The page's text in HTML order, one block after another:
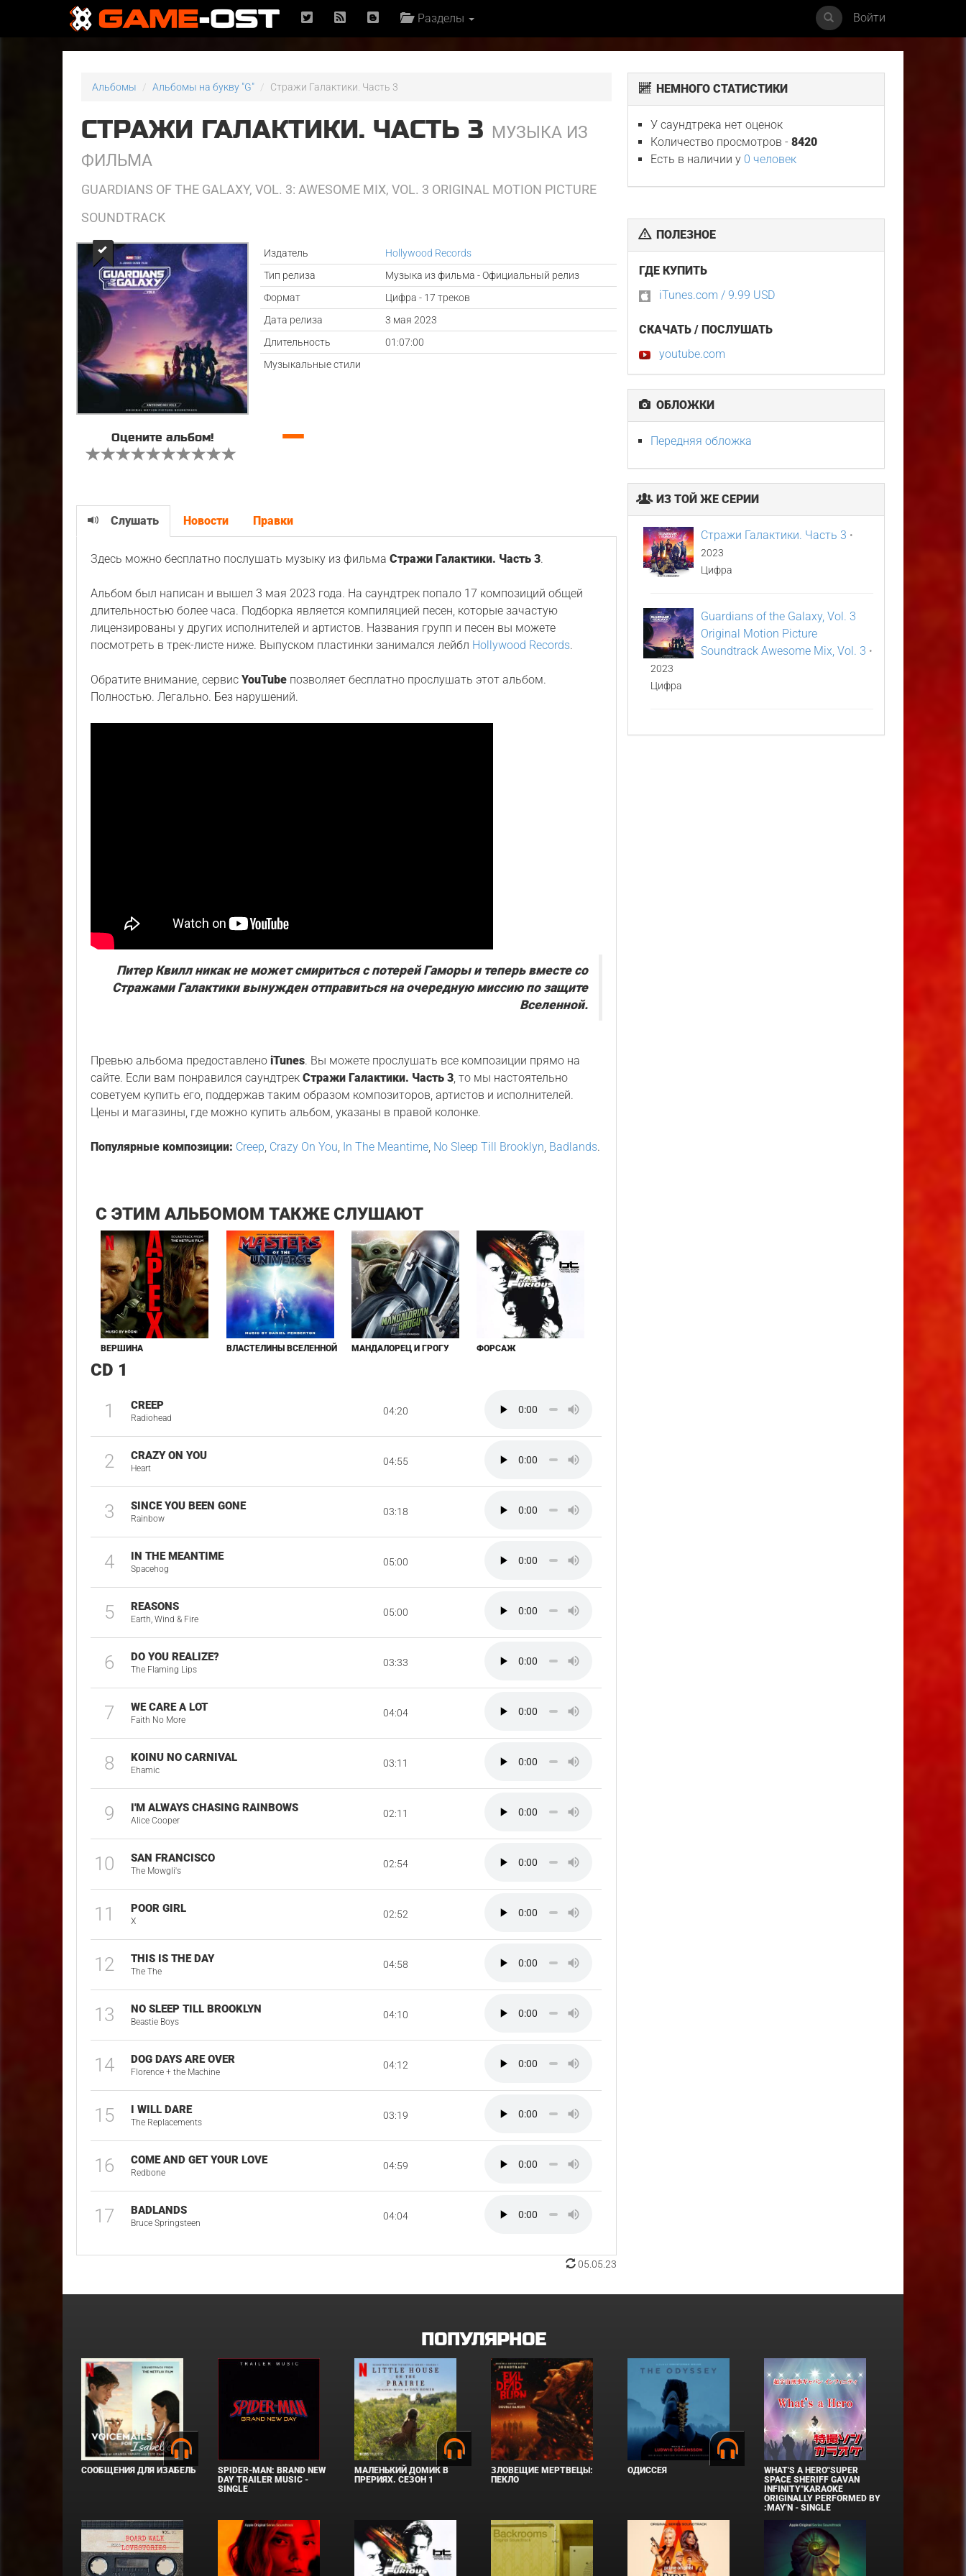
Разделы Войти
Альбомы Альбомы на букву "G" Стражи Галактики. Часть 3
СТРАЖИ ГАЛАКТИКИ. ЧАСТЬ 3 МУЗЫКА ИЗ
ФИЛЬМА
GUARDIANS OF THE GALAXY, VOL. 3: AWESOME MIX, VOL. 3 ORIGINAL MOTION PICTURE
SOUNDTRACK
Издатель
Hollywood Records
Тип релиза
Музыка из фильма - Официальный релиз
Формат
Цифра - 17 треков
Дата релиза
3 мая 2023
Длительность
01:07:00
Музыкальные стили
Оцените альбом! —
Слушать Новости Правки
Здесь можно бесплатно послушать музыку из фильмаСтражи Галактики. Часть 3.
Альбом был написан и вышел 3 мая 2023 года. На саундтрек попало 17 композиций общей
длительностью более часа. Подборка является компиляцией песен, которые зачастую
лицензированы у других исполнителей и артистов. Названия групп и песен вы можете
посмотреть в трек-листе ниже. Выпуском пластинки занимался лейбл Hollywood Records.
Обратите внимание, сервисYouTube позволяет бесплатно прослушать этот альбом.
Полностью. Легально. Без нарушений.
Питер Квилл никак не может смириться с потерей Гаморы и теперь вместе со
Стражами Галактики вынужден отправиться на очередную миссию по защите
Вселенной.
Превью альбома предоставленоiTunes. Вы можете прослушать все композиции прямо на
сайте. Если вам понравился саундтрекСтражи Галактики. Часть 3, то мы настоятельно
советуем купить его, поддержав таким образом композиторов, артистов и исполнителей.
Цены и магазины, где можно купить альбом, указаны в правой колонке.
Популярные композиции: Creep, Crazy On You, In The Meantime, No Sleep Till Brooklyn, Badlands.
С ЭТИМ АЛЬБОМОМ ТАКЖЕ СЛУШАЮТ
ВЕРШИНА ВЛАСТЕЛИНЫ ВСЕЛЕННОЙ МАНДАЛОРЕЦ И ГРОГУ ФОРСАЖ
CD 1
1 CREEP
Radiohead
04:20
2 CRAZY ON YOU
Heart
04:55
3 SINCE YOU BEEN GONE
Rainbow
03:18
4 IN THE MEANTIME
Spacehog
05:00
5 REASONS
Earth, Wind & Fire
05:00
6 DO YOU REALIZE?
The Flaming Lips
03:33
7 WE CARE A LOT
Faith No More
04:04
8 KOINU NO CARNIVAL
Ehamic
03:11
9 I'M ALWAYS CHASING RAINBOWS
Alice Cooper
02:11
10 SAN FRANCISCO
The Mowgli's
02:54
11 POOR GIRL
X
02:52
12 THIS IS THE DAY
The The
04:58
13 NO SLEEP TILL BROOKLYN
Beastie Boys
04:10
14 DOG DAYS ARE OVER
Florence + the Machine
04:12
15 I WILL DARE
The Replacements
03:19
16 COME AND GET YOUR LOVE
Redbone
04:59
17 BADLANDS
Bruce Springsteen
04:04
05.05.23
НЕМНОГО СТАТИСТИКИ
У саундтрека нет оценок
Количество просмотров -8420
Есть в наличии у 0 человек
ПОЛЕЗНОЕ
ГДЕ КУПИТЬ
iTunes.com / 9.99 USD
СКАЧАТЬ / ПОСЛУШАТЬ
youtube.com
ОБЛОЖКИ
Передняя обложка
ИЗ ТОЙ ЖЕ СЕРИИ
Стражи Галактики. Часть 3 •
2023
Цифра
Guardians of the Galaxy, Vol. 3
Original Motion Picture
Soundtrack Awesome Mix, Vol. 3 •
2023
Цифра
ПОПУЛЯРНОЕ
СООБЩЕНИЯ ДЛЯ ИЗАБЕЛЬ
SPIDER-MAN: BRAND NEW
DAY TRAILER MUSIC -
SINGLE
МАЛЕНЬКИЙ ДОМИК В
ПРЕРИЯХ. СЕЗОН 1
ЗЛОВЕЩИЕ МЕРТВЕЦЫ:
ПЕКЛО
ОДИССЕЯ
WHAT'S A HERO"SUPER
SPACE SHERIFF GAVAN
INFINITY"KARAOKE
ORIGINALLY PERFORMED BY
:MAY'N - SINGLE